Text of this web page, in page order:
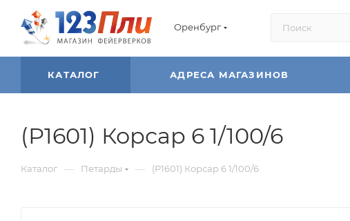
Оренбург
КАТАЛОГ АДРЕСА МАГАЗИНОВ
(Р1601) Корсар 6 1/100/6
Каталог — Петарды — (Р1601) Корсар 6 1/100/6